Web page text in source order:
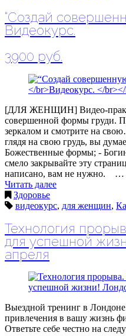
“Создай
Видеокурс.
3900 руб.
[ДЛЯ ЖЕНЩИН] Видео-
совершенной формы груди.
зеркалом и смотрите на
глядя на свою грудь, вы
Божественные формы; -
смело закрывайте эту
написано, вам не нужно. …
Читать далее
Здоровье
видеокурс, для женщин,
Технология
для успешной
апреля
Выездной тренинг в
привлечения в вашу жизнь
Ответьте себе честно на